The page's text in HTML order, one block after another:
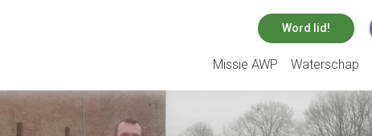
Word lid!
Missie AWP Waterschap